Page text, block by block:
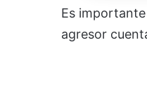
Es
agresor